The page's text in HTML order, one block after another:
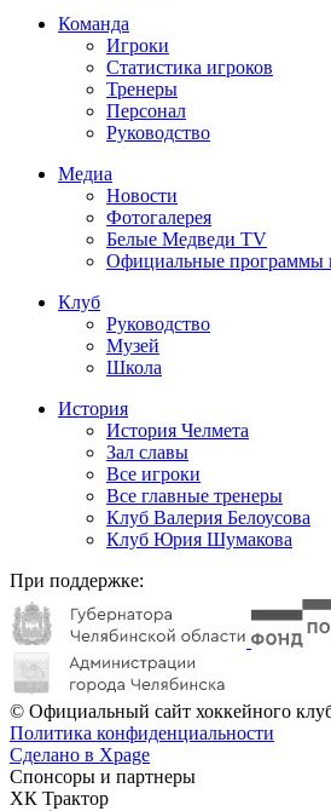
Команда
Игроки
Статистика игроков
Тренеры
Персонал
Руководство
Медиа
Новости
Фотогалерея
Белые Медведи TV
Официальные программы
Клуб
Руководство
Музей
Школа
История
История Челмета
Зал славы
Все игроки
Все главные тренеры
Клуб Валерия Белоусова
Клуб Юрия Шумакова
При поддержке:
© Официальный сайт хоккейного
Политика конфиденциальности
Сделано в Xpage
Спонсоры и партнеры
ХК Трактор